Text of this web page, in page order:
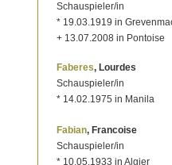
Schauspieler/in
* 19.03.1919 in
+ 13.07.2008 in Pontoise
Faberes, Lourdes
Schauspieler/in
* 14.02.1975 in Manila
Fabian, Francoise
Schauspieler/in
* 10.05.1933 in Algier